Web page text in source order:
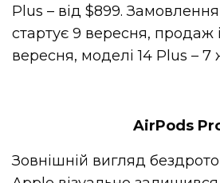
Plus – від $899.
стартує 9 вересня, продаж
вересня, моделі 14 Plus – 7
AirPods
Зовнішній вигляд